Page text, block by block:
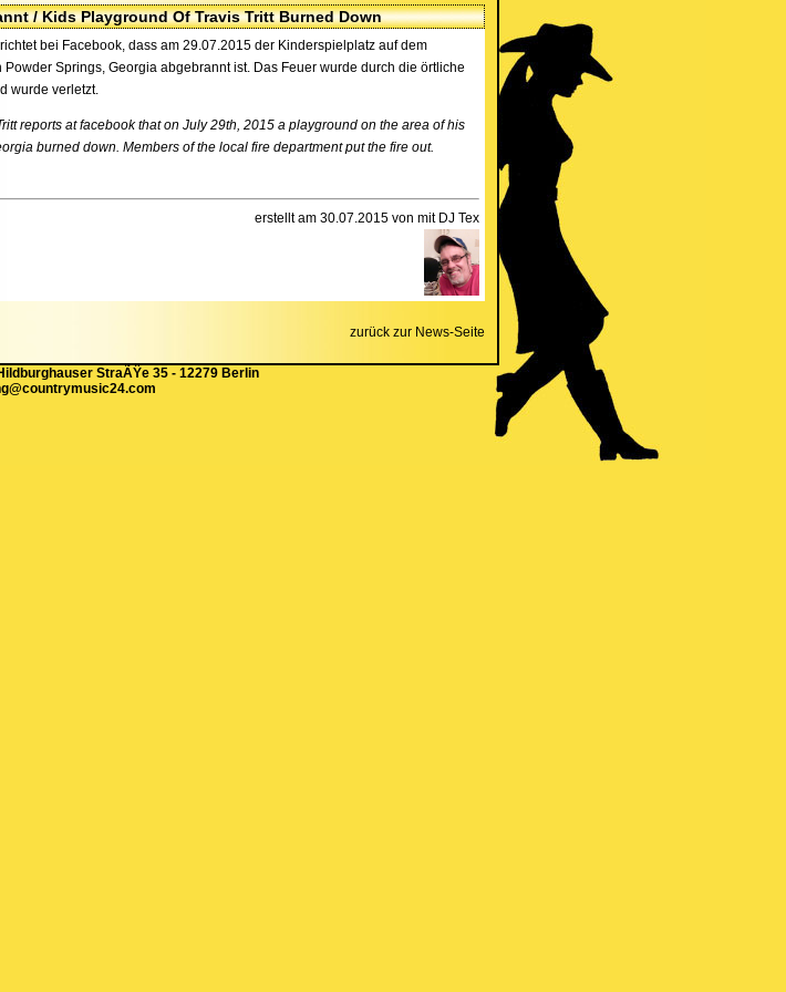
/ Kids Playground Of Travis Tritt Burned Down
bei Facebook, dass am 29.07.2015 der Kinderspielplatz auf dem
Springs, Georgia abgebrannt ist. Das Feuer wurde durch die örtliche
wurde verletzt.
reports at facebook that on July 29th, 2015 a playground on the area of his
burned down. Members of the local fire department put the fire out.
erstellt am 30.07.2015 von mit DJ Tex
zurück zur News-Seite
StraÃŸe 35 - 12279 Berlin